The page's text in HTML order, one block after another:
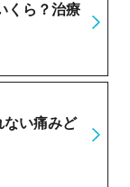
くら？治療
ない痛みど